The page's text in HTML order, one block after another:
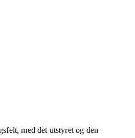
med det utstyret og den